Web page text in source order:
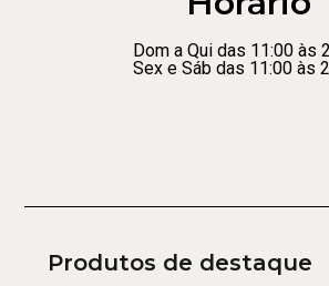
Dom a Qui das 11:00 às
Sex e Sáb das 11:00 às
Produtos de destaque